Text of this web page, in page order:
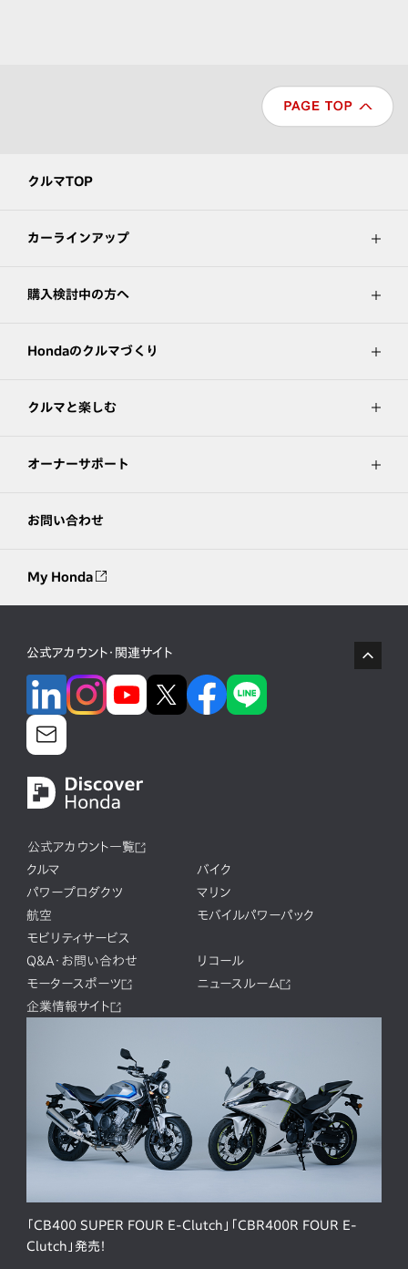
クルマTOP
カーラインアップ
購入検討中の方へ
Hondaのクルマづくり
クルマと楽しむ
オーナーサポート
お問い合わせ
My Honda
公式アカウント・関連サイト
公式アカウント一覧
クルマ
バイク
パワープロダクツ
マリン
航空
モバイルパワーパック
モビリティサービス
Q&A・お問い合わせ
リコール
モータースポーツ
ニュースルーム
企業情報サイト
「CB400 SUPER FOUR E-Clutch」「CBR400R FOUR E-
Clutch」発売！